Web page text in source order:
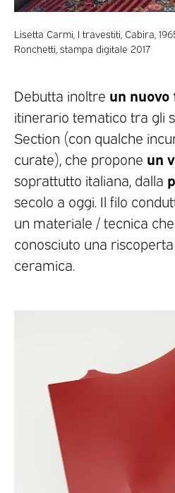
Lisetta Carmi, I travestiti, Cabira,
Ronchetti, stampa digitale 2017
Debutta inoltre un
itinerario tematico tra gli
Section (con qualche
curate), che propone un
soprattutto italiana, dalla
secolo a oggi. Il filo
un materiale / tecnica
conosciuto una
ceramica.